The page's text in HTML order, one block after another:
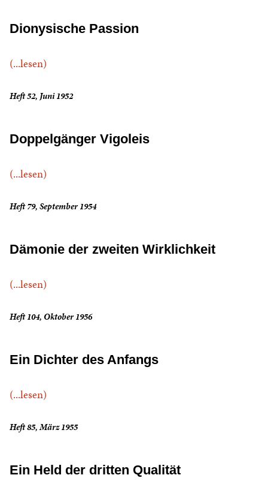
Dionysische Passion
(...lesen)
Heft 52, Juni 1952
Doppelgänger Vigoleis
(...lesen)
Heft 79, September 1954
Dämonie der zweiten Wirklichkeit
(...lesen)
Heft 104, Oktober 1956
Ein Dichter des Anfangs
(...lesen)
Heft 85, März 1955
Ein Held der dritten Qualität